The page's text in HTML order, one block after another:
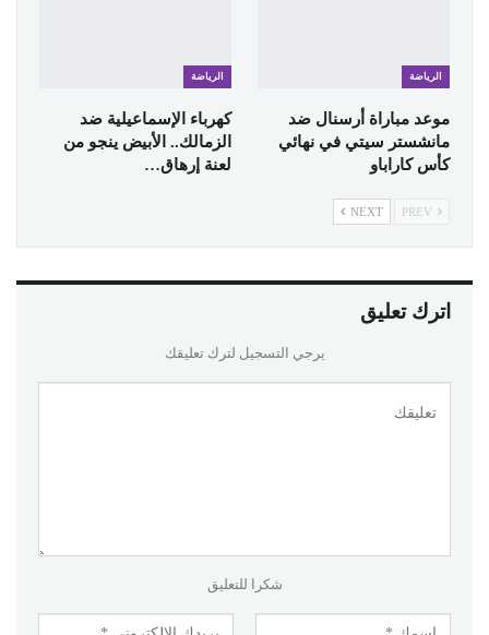
الرياضة
موعد مباراة أرسنال ضد
مانشستر سيتي في نهائي
كأس كاراباو
الرياضة
كهرباء الإسماعيلية ضد
الزمالك.. الأبيض ينجو من
لعنة إرهاق…
NEXT
اترك تعليق
يرجي التسجيل لترك تعليقك
شكرا للتعليق